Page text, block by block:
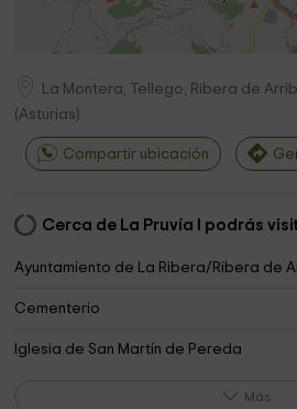
La Montera, Tellego, Ribera de
(Asturias)
Compartir ubicación
Cerca de La Pruvía I podrás
Ayuntamiento de La Ribera/Ribera de
Cementerio
Iglesia de San Martín de Pereda
Más